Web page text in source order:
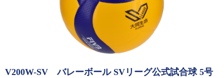
V200W-SV バレーボール SVリーグ公式試合球 5号